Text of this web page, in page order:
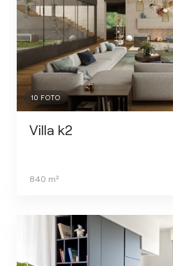
10 FOTO
Villa k2
840 m²